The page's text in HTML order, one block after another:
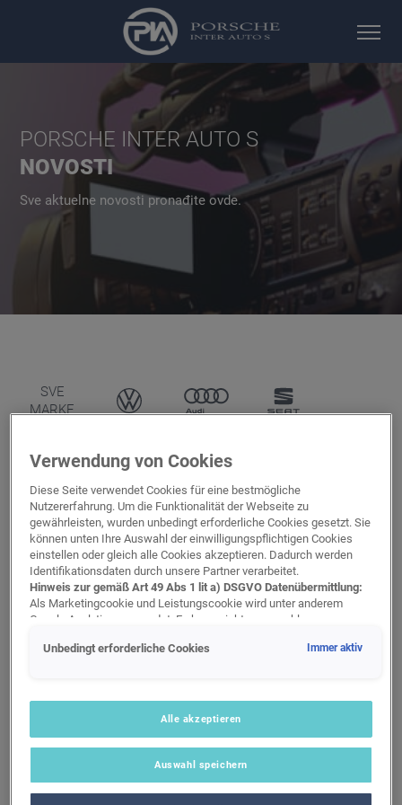
PORSCHE INTER AUTO S
NOVOSTI
Sve aktuelne novosti pronađite ovde.
SVE
MARKE
PORSCHE CUPRA
VOLKSWAGEN
PRIVREDNA
VOZILA
AKTUELNO U AUTO KUĆI 27.11.2025
Verwendung von Cookies
Diese Seite verwendet Cookies für eine bestmögliche
Nutzererfahrung. Um die Funktionalität der Webseite zu
gewährleisten, wurden unbedingt erforderliche Cookies gesetzt. Sie
können unten Ihre Auswahl der einwilligungspflichtigen Cookies
einstellen oder gleich alle Cookies akzeptieren. Dadurch werden
Identifikationsdaten durch unsere Partner verarbeitet.
Hinweis zur gemäß Art 49 Abs 1 lit a) DSGVO Datenübermittlung:
Als Marketingcookie und Leistungscookie wird unter anderem
Google Analytics verwendet. Es kann nicht ausgeschlossen
personenbezogene Daten in die USA (insbesondere dort an die
fehlt an einem Angemessenheitsbeschluss der Europäischen
Kommission. Hieraus können sich für Sie Risiken ergeben, weil Sie
können, in den USA keine Datenschutzgrundsätze bestehen, und
weil nicht ausgeschlossen werden kann, dass aufgrund aktueller
Gesetze US-Sicherheitsbehörden einen Zugriff auf Daten erlangen
können, wobei Eingriffe in Ihre persönlichen Rechte und Freiheiten
Unbedingt erforderliche Cookies Immer aktiv
Alle akzeptieren
Auswahl speichern